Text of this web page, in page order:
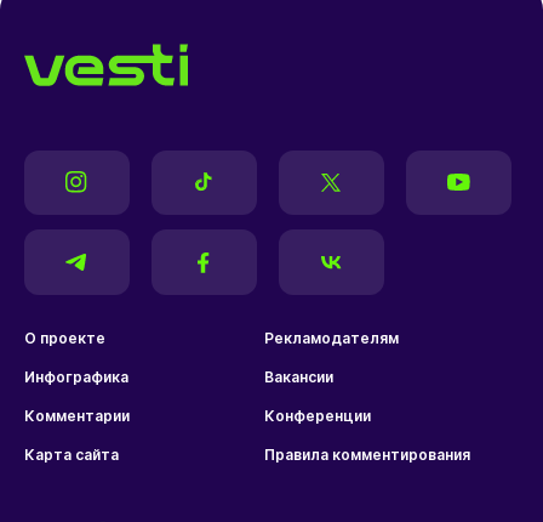
О проекте Рекламодателям
Инфографика Вакансии
Комментарии Конференции
Карта сайта Правила комментирования